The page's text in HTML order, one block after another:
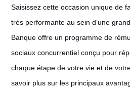
Saisissez cette occasion unique de
très performante au sein d’une
Banque offre un programme de
sociaux concurrentiel conçu pour
chaque étape de votre vie et de
savoir plus sur les principaux